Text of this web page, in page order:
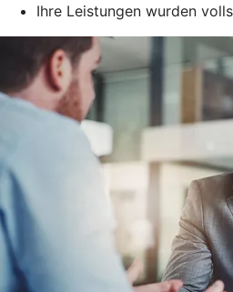
Ihre Leistungen wurden